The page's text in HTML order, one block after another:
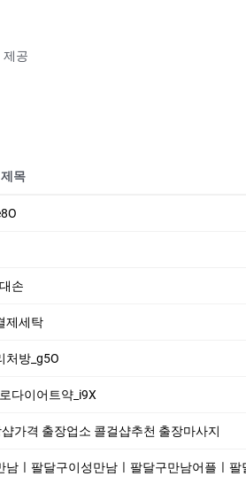
제공
제목
손
제세탁
처방_g5O
다이어트약_i9X
가격 출장업소 콜걸샵추천 출장마사지
ㅣ팔달구만남어플ㅣ팔달구부킹만남ㅣ팔달구주중년채